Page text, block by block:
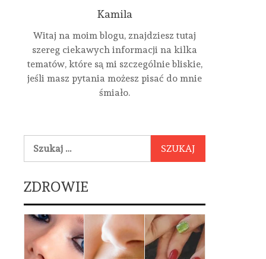
Kamila
Witaj na moim blogu, znajdziesz tutaj
szereg ciekawych informacji na kilka
tematów, które są mi szczególnie bliskie,
jeśli masz pytania możesz pisać do mnie
śmiało.
Szukaj:
ZDROWIE